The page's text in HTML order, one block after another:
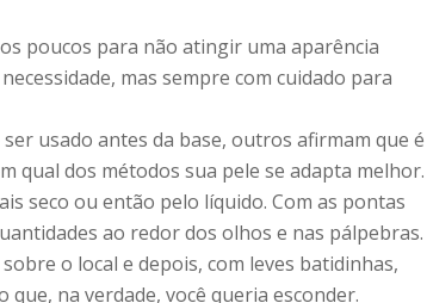
poucos para não atingir uma aparência
mas sempre com cuidado para
usado antes da base, outros afirmam que é
qual dos métodos sua pele se adapta melhor.
seco ou então pelo líquido. Com as pontas
ao redor dos olhos e nas pálpebras.
o local e depois, com leves batidinhas,
na verdade, você queria esconder.